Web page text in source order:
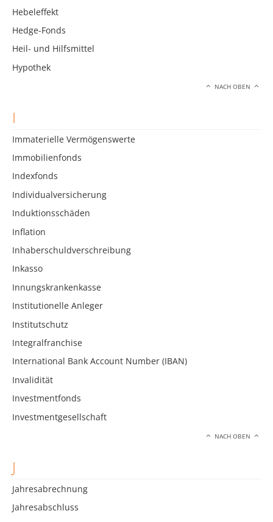
Hebeleffekt
Hedge-Fonds
Heil- und Hilfsmittel
Hypothek
NACH OBEN
I
Immaterielle Vermögenswerte
Immobilienfonds
Indexfonds
Individualversicherung
Induktionsschäden
Inflation
Inhaberschuldverschreibung
Inkasso
Innungskrankenkasse
Institutionelle Anleger
Institutschutz
Integralfranchise
International Bank Account Number (IBAN)
Invalidität
Investmentfonds
Investmentgesellschaft
NACH OBEN
J
Jahresabrechnung
Jahresabschluss